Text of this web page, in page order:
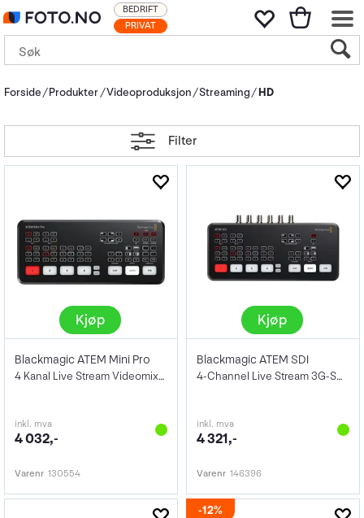
PRIVAT
BEDRIFT
Forside Produkter Videoproduksjon Streaming HD
Filter
Kjøp
Blackmagic ATEM Mini Pro
4 Kanal Live Stream Videomixer HDMI
inkl. mva
4 032,-
Varenr 130554
Kjøp
Blackmagic ATEM SDI
4-Channel Live Stream 3G-SDI Switcher
inkl. mva
4 321,-
Varenr 146396
12%